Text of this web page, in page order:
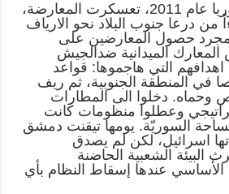
منذ بدأت أحداث سوريا عام 2011، تعسكرت المعارضة،
من درعا جنوب البلاد نحو الارياف
حصول المعارضين على
الميدانية ضدالجيش
التي هاجموها: قواعد
في المنطقة الجنوبية، ثم ريف
دخلوا الى المطارات
وعطلوا منظومات كانت
السوريّة. يومها تيقنت دمشق
اسرائيل، لكن لم يصدق
البيئة الشعبية الحاضنة
الأساسي عندها إسقاط النظام بأي